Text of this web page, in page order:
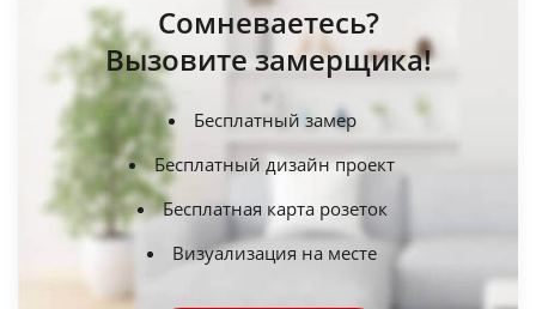
Сомневаетесь?
Вызовите замерщика!
Бесплатный замер
Бесплатный дизайн проект
Бесплатная карта розеток
Визуализация на месте